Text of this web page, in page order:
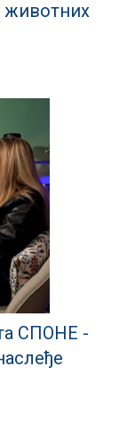
животних
СПОНЕ -